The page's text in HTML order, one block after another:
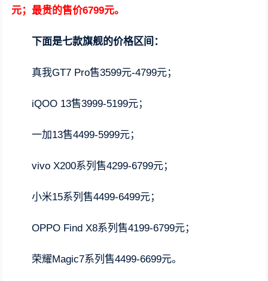
元；最贵的售价6799元。
下面是七款旗舰的价格区间：
真我GT7 Pro售3599元-4799元；
iQOO 13售3999-5199元；
一加13售4499-5999元；
vivo X200系列售4299-6799元；
小米15系列售4499-6499元；
OPPO Find X8系列售4199-6799元；
荣耀Magic7系列售4499-6699元。